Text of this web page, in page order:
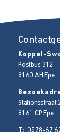
Koppel-
Postbus 312
8160 AH Epe
Stationsstraat
8161 CP Epe
T: 0578-67